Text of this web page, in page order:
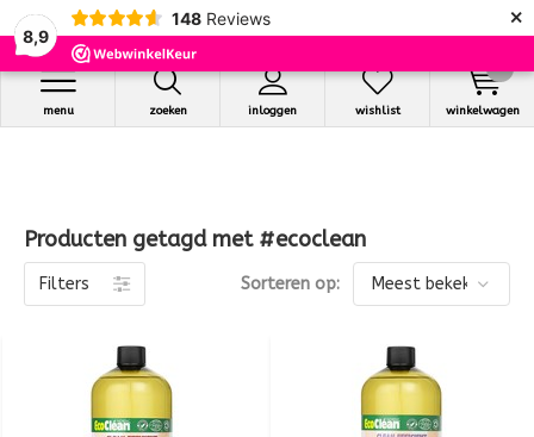
8,9
148 Reviews ×
zoeken inloggen
menu wishlist winkelwagen
Producten getagd met #ecoclean
Filters Sorteren op: